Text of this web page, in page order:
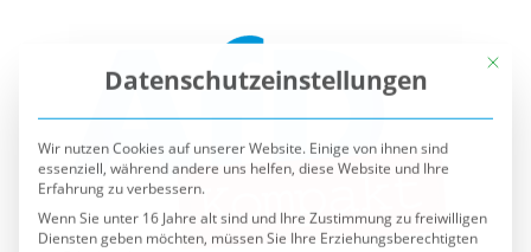
Wir nutzen Cookies auf unserer Website. Einige von ihnen sind
essenziell, während andere uns helfen, diese Website und Ihre
Erfahrung zu verbessern.
Wenn Sie unter 16 Jahre alt sind und Ihre Zustimmung zu freiwilligen
Diensten geben möchten, müssen Sie Ihre Erziehungsberechtigten
um Erlaubnis bitten.